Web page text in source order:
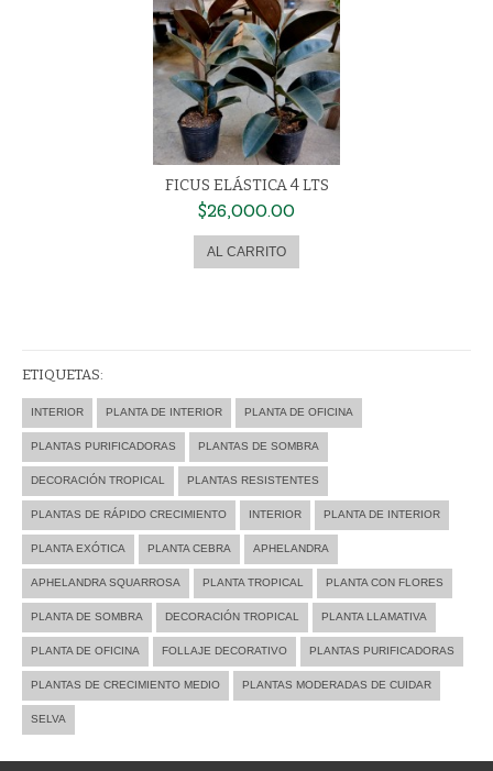
FICUS ELÁSTICA 4 LTS
$26,000.00
ETIQUETAS:
INTERIOR PLANTA DE INTERIOR PLANTA DE OFICINA
PLANTAS PURIFICADORAS PLANTAS DE SOMBRA
DECORACIÓN TROPICAL PLANTAS RESISTENTES
PLANTAS DE RÁPIDO CRECIMIENTO INTERIOR PLANTA DE INTERIOR
PLANTA EXÓTICA PLANTA CEBRA APHELANDRA
APHELANDRA SQUARROSA PLANTA TROPICAL PLANTA CON FLORES
PLANTA DE SOMBRA DECORACIÓN TROPICAL PLANTA LLAMATIVA
PLANTA DE OFICINA FOLLAJE DECORATIVO PLANTAS PURIFICADORAS
PLANTAS DE CRECIMIENTO MEDIO PLANTAS MODERADAS DE CUIDAR
SELVA